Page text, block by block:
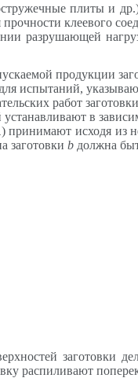
плиты и
клеевого
разрушающей
продукции
испытаний,
работ
в
) принимают исходя из
заготовки b должна
заготовки
распиливают